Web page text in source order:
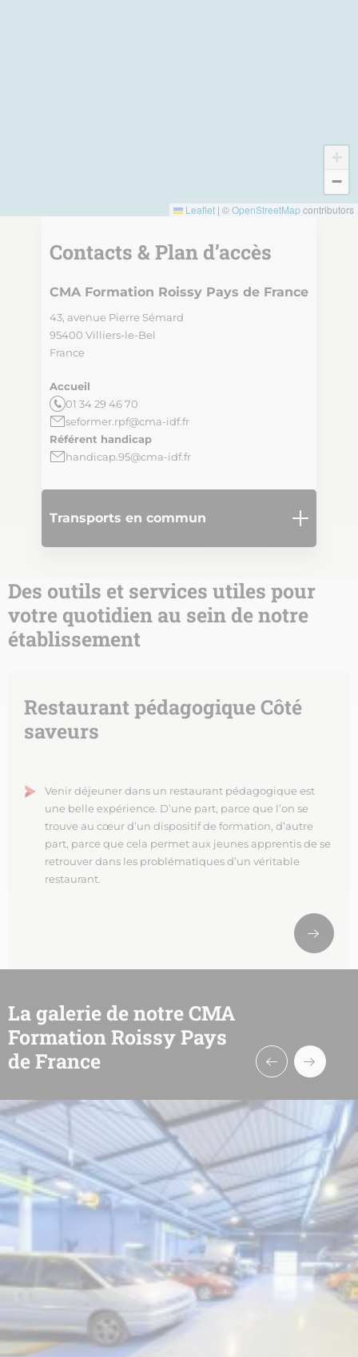
−
Leaflet | ©OpenStreetMap contributors
Contacts & Plan d’accès
CMA Formation Roissy Pays de France
43, avenue Pierre Sémard
95400 Villiers-le-Bel
France
Accueil
01 34 29 46 70
seformer.rpf@cma-idf.fr
Référent handicap
handicap.95@cma-idf.fr
Transports en commun
Des outils et services utiles pour
votre quotidien au sein de notre
établissement
Restaurant pédagogique Côté
saveurs
Venir déjeuner dans un restaurant pédagogique est
une belle expérience. D’une part, parce que l’on se
trouve au cœur d’un dispositif de formation, d’autre
part, parce que cela permet aux jeunes apprentis de se
retrouver dans les problématiques d’un véritable
restaurant.
La galerie de notre CMA
Formation Roissy Pays
de France